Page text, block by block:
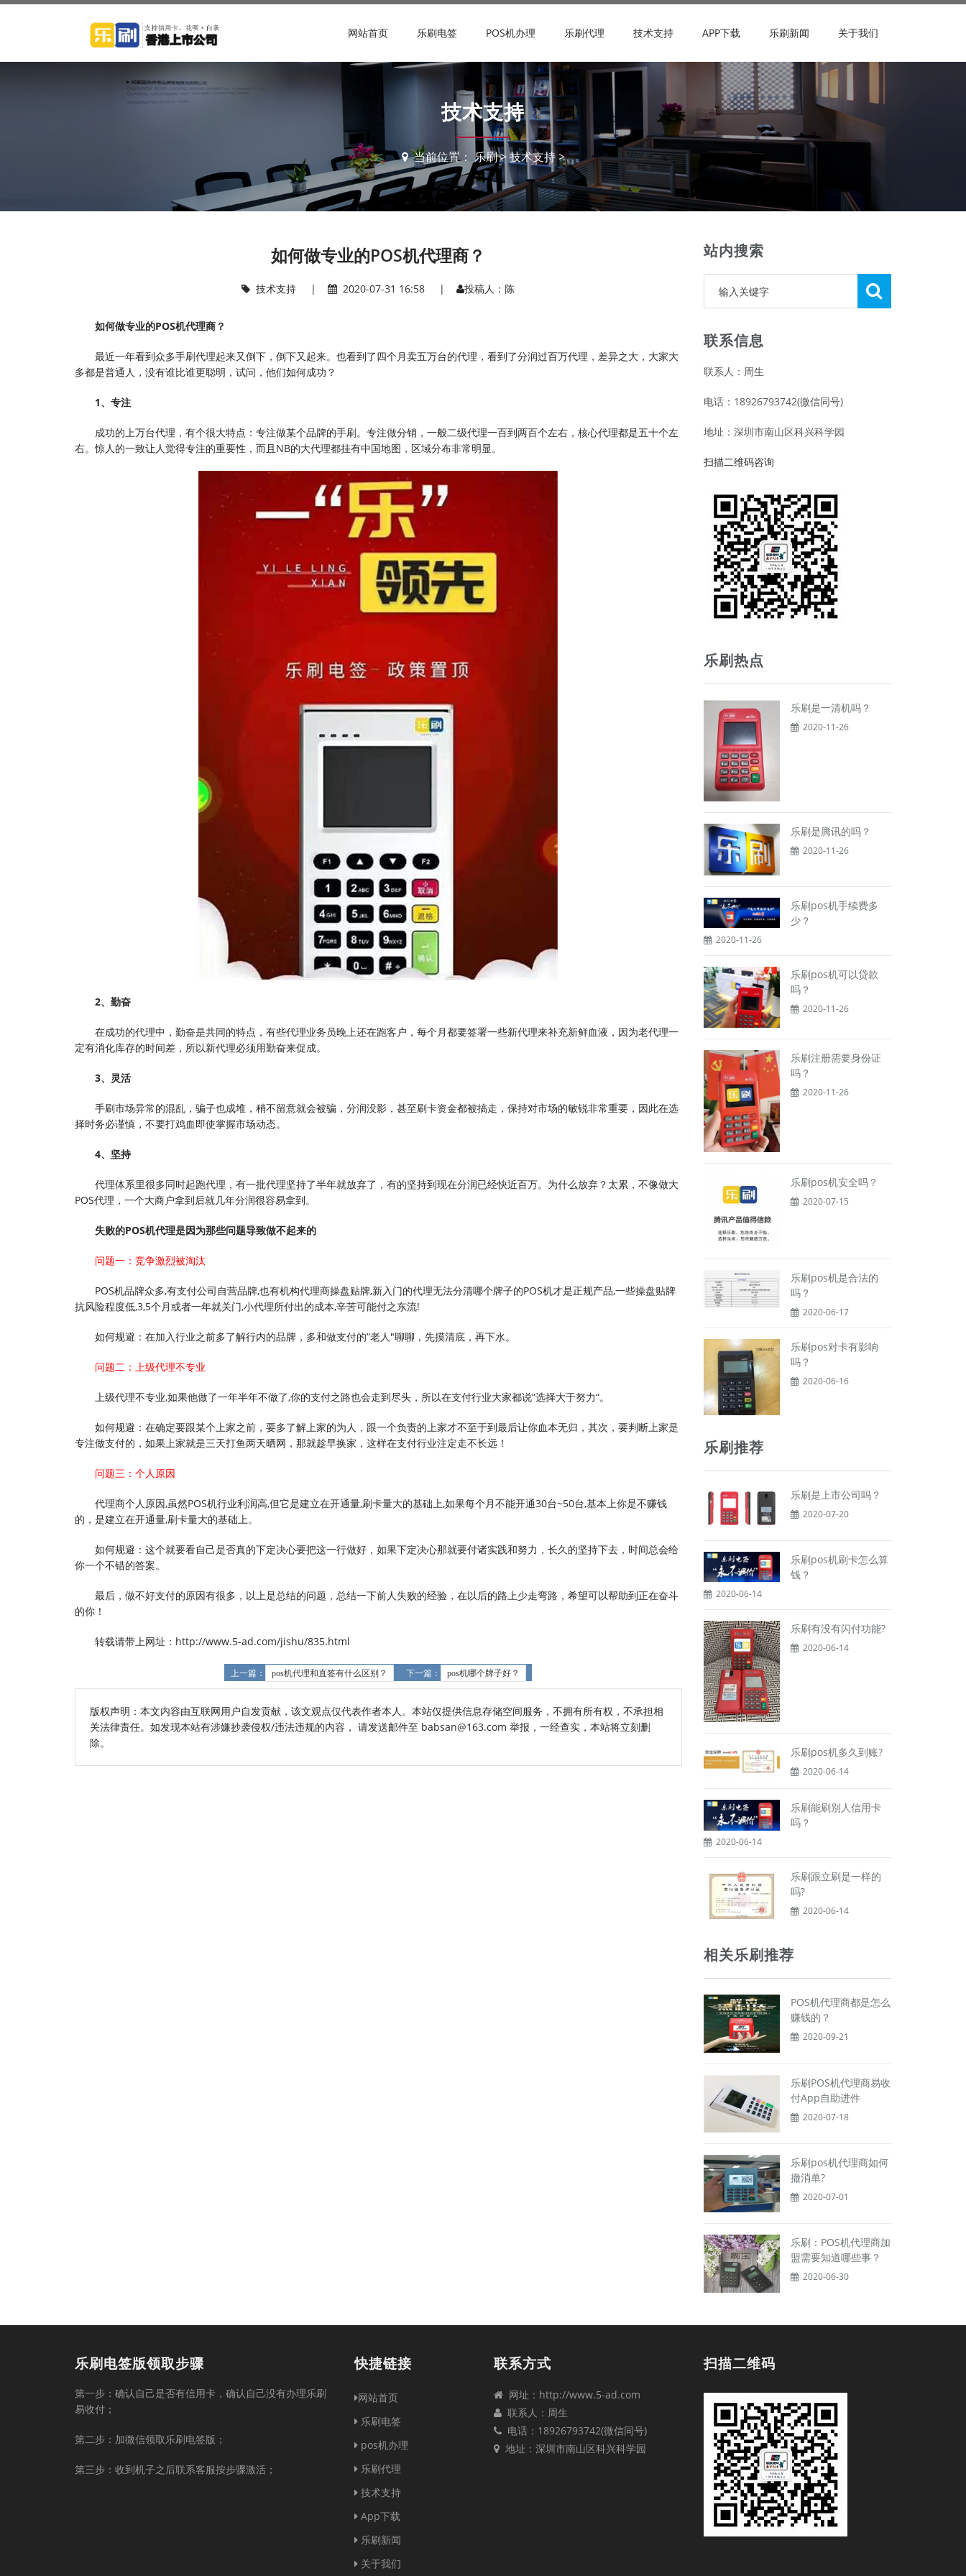
网站首页 乐刷电签 POS机办理 乐刷代理 技术支持 APP下载 乐刷新闻 关于我们
技术支持
当前位置： 乐刷>技术支持>
如何做专业的POS机代理商？
技术支持 | 2020-07-31 16:58 | 投稿人：陈
如何做专业的POS机代理商？
最近一年看到众多手刷代理起来又倒下，倒下又起来。也看到了四个月卖五万台的代理，看到了分润过百万代理，差异之大，大家大
多都是普通人，没有谁比谁更聪明，试问，他们如何成功？
1、专注
成功的上万台代理，有个很大特点：专注做某个品牌的手刷。专注做分销，一般二级代理一百到两百个左右，核心代理都是五十个左
右。惊人的一致让人觉得专注的重要性，而且NB的大代理都挂有中国地图，区域分布非常明显。
2、勤奋
在成功的代理中，勤奋是共同的特点，有些代理业务员晚上还在跑客户，每个月都要签署一些新代理来补充新鲜血液，因为老代理一
定有消化库存的时间差，所以新代理必须用勤奋来促成。
3、灵活
手刷市场异常的混乱，骗子也成堆，稍不留意就会被骗，分润没影，甚至刷卡资金都被搞走，保持对市场的敏锐非常重要，因此在选
择时务必谨慎，不要打鸡血即使掌握市场动态。
4、坚持
代理体系里很多同时起跑代理，有一批代理坚持了半年就放弃了，有的坚持到现在分润已经快近百万。为什么放弃？太累，不像做大
POS代理，一个大商户拿到后就几年分润很容易拿到。
失败的POS机代理是因为那些问题导致做不起来的
问题一：竞争激烈被淘汰
POS机品牌众多,有支付公司自营品牌,也有机构代理商操盘贴牌,新入门的代理无法分清哪个牌子的POS机才是正规产品,一些操盘贴牌
抗风险程度低,3,5个月或者一年就关门,小代理所付出的成本,辛苦可能付之东流!
如何规避：在加入行业之前多了解行内的品牌，多和做支付的“老人"聊聊，先摸清底，再下水。
问题二：上级代理不专业
上级代理不专业,如果他做了一年半年不做了,你的支付之路也会走到尽头，所以在支付行业大家都说”选择大于努力“。
如何规避：在确定要跟某个上家之前，要多了解上家的为人，跟一个负责的上家才不至于到最后让你血本无归，其次，要判断上家是
专注做支付的，如果上家就是三天打鱼两天晒网，那就趁早换家，这样在支付行业注定走不长远！
问题三：个人原因
代理商个人原因,虽然POS机行业利润高,但它是建立在开通量,刷卡量大的基础上,如果每个月不能开通30台~50台,基本上你是不赚钱
的，是建立在开通量,刷卡量大的基础上。
如何规避：这个就要看自己是否真的下定决心要把这一行做好，如果下定决心那就要付诸实践和努力，长久的坚持下去，时间总会给
你一个不错的答案。
最后，做不好支付的原因有很多，以上是总结的问题，总结一下前人失败的经验，在以后的路上少走弯路，希望可以帮助到正在奋斗
的你！
转载请带上网址：http://www.5-ad.com/jishu/835.html
上一篇： pos机代理和直签有什么区别？ 下一篇： pos机哪个牌子好？
版权声明：本文内容由互联网用户自发贡献，该文观点仅代表作者本人。本站仅提供信息存储空间服务，不拥有所有权，不承担相
关法律责任。如发现本站有涉嫌抄袭侵权/违法违规的内容， 请发送邮件至 babsan@163.com 举报，一经查实，本站将立刻删
除。
站内搜索
联系信息
联系人：周生
电话：18926793742(微信同号)
地址：深圳市南山区科兴科学园
扫描二维码咨询
乐刷热点
乐刷是一清机吗？
2020-11-26
乐刷是腾讯的吗？
2020-11-26
乐刷pos机手续费多
少？
2020-11-26
乐刷pos机可以贷款
吗？
2020-11-26
乐刷注册需要身份证
吗？
2020-11-26
乐刷pos机安全吗？
2020-07-15
乐刷pos机是合法的
吗？
2020-06-17
乐刷pos对卡有影响
吗？
2020-06-16
乐刷推荐
乐刷是上市公司吗？
2020-07-20
乐刷pos机刷卡怎么算
钱？
2020-06-14
乐刷有没有闪付功能?
2020-06-14
乐刷pos机多久到账?
2020-06-14
乐刷能刷别人信用卡
吗？
2020-06-14
乐刷跟立刷是一样的
吗?
2020-06-14
相关乐刷推荐
POS机代理商都是怎么
赚钱的？
2020-09-21
乐刷POS机代理商易收
付App自助进件
2020-07-18
乐刷pos机代理商如何
撤消单?
2020-07-01
乐刷：POS机代理商加
盟需要知道哪些事？
2020-06-30
乐刷电签版领取步骤
第一步：确认自己是否有信用卡，确认自己没有办理乐刷
易收付；
第二步：加微信领取乐刷电签版；
第三步：收到机子之后联系客服按步骤激活；
快捷链接
网站首页
乐刷电签
pos机办理
乐刷代理
技术支持
App下载
乐刷新闻
关于我们
联系方式
网址：http://www.5-ad.com
联系人：周生
电话：18926793742(微信同号)
地址：深圳市南山区科兴科学园
扫描二维码